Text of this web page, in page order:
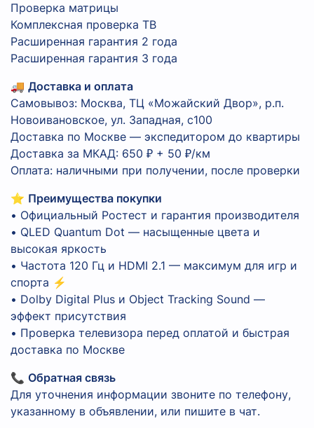
Проверка матрицы
Комплексная проверка ТВ
Расширенная гарантия 2 года
Расширенная гарантия 3 года
🚚 Доставка и оплата
Самовывоз: Москва, ТЦ «Можайский Двор», р.п.
Новоивановское, ул. Западная, с100
Доставка по Москве — экспедитором до квартиры
Доставка за МКАД: 650 ₽ + 50 ₽/км
Оплата: наличными при получении, после проверки
⭐ Преимущества покупки
• Официальный Ростест и гарантия производителя
• QLED Quantum Dot — насыщенные цвета и
высокая яркость
• Частота 120 Гц и HDMI 2.1 — максимум для игр и
спорта ⚡
• Dolby Digital Plus и Object Tracking Sound —
эффект присутствия
• Проверка телевизора перед оплатой и быстрая
доставка по Москве
📞 Обратная связь
Для уточнения информации звоните по телефону,
указанному в объявлении, или пишите в чат.